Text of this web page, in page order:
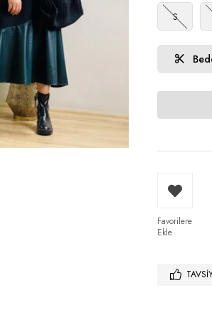
S
Favorilere
Ekle